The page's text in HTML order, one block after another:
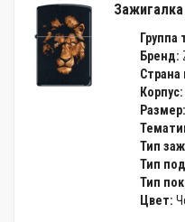
Зажигалка
Группа
Бренд:
Страна
Корпус:
Размер:
Тип
Тип
Тип
Цвет: